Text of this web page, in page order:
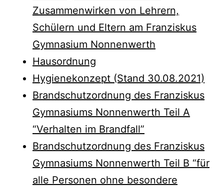
Zusammenwirken von Lehrern,
Schülern und Eltern am Franziskus
Gymnasium Nonnenwerth
Hausordnung
Hygienekonzept (Stand 30.08.2021)
Brandschutzordnung des Franziskus
Gymnasiums Nonnenwerth Teil A
“Verhalten im Brandfall”
Brandschutzordnung des Franziskus
Gymnasiums Nonnenwerth Teil B “für
alle Personen ohne besondere